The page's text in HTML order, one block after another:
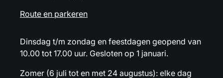
Route en parkeren
Dinsdag t/m zondag en feestdagen geopend van
10.00 tot 17.00 uur. Gesloten op 1 januari.
Zomer (6 juli tot en met 24 augustus): elke dag